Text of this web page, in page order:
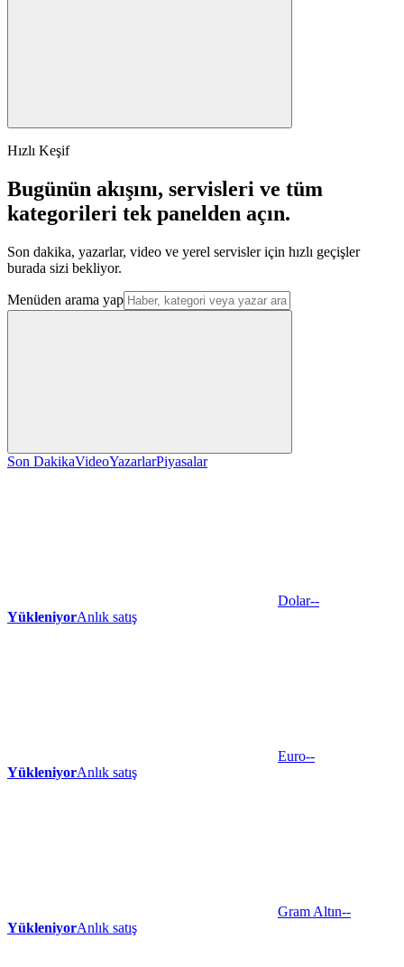
Hızlı Keşif
Bugünün akışını, servisleri ve tüm
kategorileri tek panelden açın.
Son dakika, yazarlar, video ve yerel servisler için hızlı geçişler
burada sizi bekliyor.
Menüden arama yap
Son DakikaVideoYazarlarPiyasalar
Dolar--
YükleniyorAnlık satış
Euro--
YükleniyorAnlık satış
Gram Altın--
YükleniyorAnlık satış